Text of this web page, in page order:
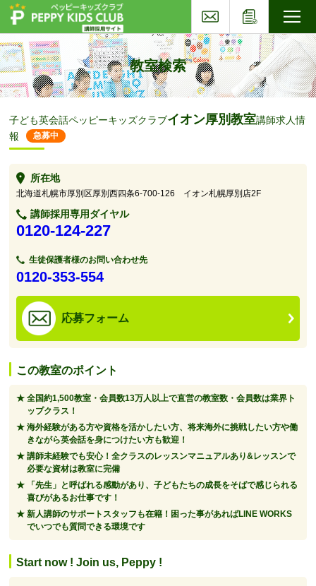
教室検索
子ども英会話ペッピーキッズクラブイオン厚別教室講師求人情
報
急募中
所在地
北海道札幌市厚別区厚別西四条6-700-126 イオン札幌厚別店2F
講師採用専用ダイヤル
0120-124-227
生徒保護者様のお問い合わせ先
0120-353-554
応募フォーム
この教室のポイント
全国約1,500教室・会員数13万人以上で直営の教室数・会員数は業界ト
ップクラス！
海外経験がある方や資格を活かしたい方、将来海外に挑戦したい方や働
きながら英会話を身につけたい方も歓迎！
講師未経験でも安心！全クラスのレッスンマニュアルあり&レッスンで
必要な資材は教室に完備
「先生」と呼ばれる感動があり、子どもたちの成長をそばで感じられる
喜びがあるお仕事です！
新人講師のサポートスタッフも在籍！困った事があればLINE WORKS
でいつでも質問できる環境です
Start now ! Join us, Peppy !